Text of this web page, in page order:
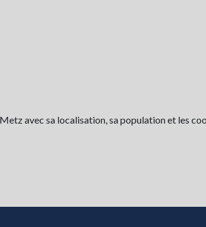
avec sa localisation, sa population et les